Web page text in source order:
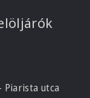
Piarista utca